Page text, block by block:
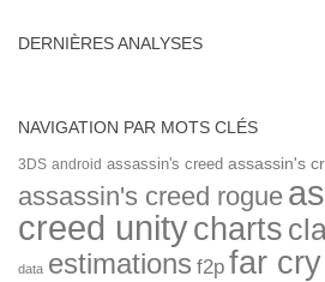
DERNIÈRES ANALYSES
NAVIGATION PAR MOTS CLÉS
3DS android assassin's creed assassin's
assassin's creed rogue
creed unitycharts
data estimations f2p far